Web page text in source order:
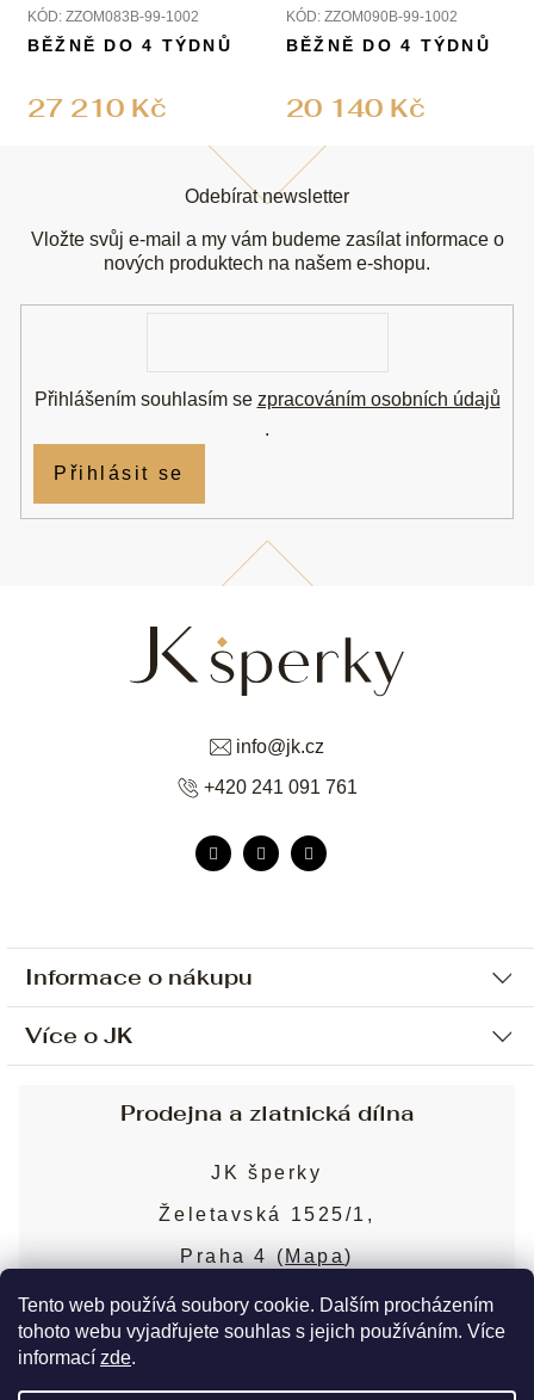
Tento web používá soubory cookie. Dalším procházením
tohoto webu vyjadřujete souhlas s jejich používáním. Více
informací zde.
KÓD: ZZOM083B-99-1002
27 210 Kč
BĚŽNĚ DO 4 TÝDNŮ
KÓD: ZZOM090B-99-1002
20 140 Kč
BĚŽNĚ DO 4 TÝDNŮ
Informace o nákupu
Ochrana osobních údajů
Sjednání osobní schůzky
Obchodní podmínky
Puncovní značky
Více o JK
Blog
Nejčastější dotazy
info@jk.cz
+420 241 091 761
Odebírat newsletter
Vložte svůj e-mail a my vám budeme zasílat informace o
nových produktech na našem e-shopu.
Přihlášením souhlasím se zpracováním osobních údajů
.
Přihlásit se
Prodejna a zlatnická dílna
JK šperky
Želetavská 1525/1,
Praha 4 (Mapa)
Více o prodejně
Copyright 2026JK šperky. Všechna práva